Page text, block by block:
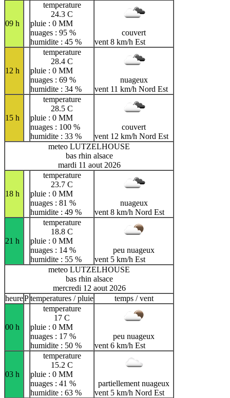
09 h
temperature
24.3 C
pluie : 0 MM
nuages : 95 %
humidite : 45 %
couvert
vent 8 km/h Est
12 h
temperature
28.4 C
pluie : 0 MM
nuages : 69 %
humidite : 34 %
nuageux
vent 11 km/h Nord Est
15 h
temperature
28.5 C
pluie : 0 MM
nuages : 100 %
humidite : 33 %
couvert
vent 12 km/h Nord Est
meteo LUTZELHOUSE
bas rhin alsace
mardi 11 aout 2026
18 h
temperature
23.7 C
pluie : 0 MM
nuages : 81 %
humidite : 49 %
nuageux
vent 8 km/h Nord Est
21 h
temperature
18.8 C
pluie : 0 MM
nuages : 14 %
humidite : 55 %
peu nuageux
vent 5 km/h Est
meteo LUTZELHOUSE
bas rhin alsace
mercredi 12 aout 2026
heurePtemperatures / pluie temps / vent
00 h
temperature
17 C
pluie : 0 MM
nuages : 17 %
humidite : 50 %
peu nuageux
vent 6 km/h Est
03 h
temperature
15.2 C
pluie : 0 MM
nuages : 41 %
humidite : 63 %
partiellement nuageux
vent 5 km/h Nord Est